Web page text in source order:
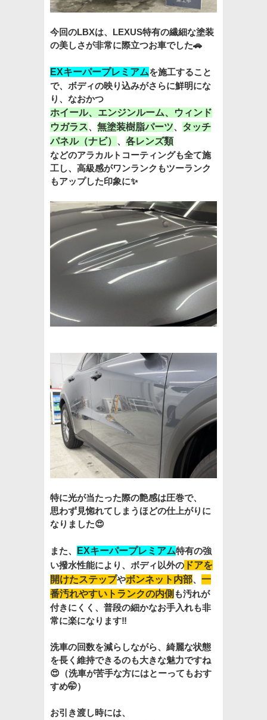
今回のLBXは、LEXUS特有の繊細な塗装
の美しさが非常に際立つお車でした🚗
EXキーパープレミアムを施工すること
で、ボディの映り込みがさらに鮮明にな
り、なおかつ
ホイール、 エンジンルーム、
ウィンド
ウガラス、 無塗装樹脂パーツ、 タッチ
パネル（ナビ） 、 各レンズ類
などのアラカルトコーティングも全て施
工し、高級感がワンランクもツーランク
もアップした印象に✨
特に光が当たった際の艶感は圧巻で、
思わず見惚れてしまうほどの仕上がりに
なりました😍
また、 EXキーパープレミアム特有の強
い撥水性能により、ボディ以外の ドアを
開けたステップやボンネット内部、 一
番汚れやすいトランクの内側 も汚れが
付きにくく、普段の細かなお手入れも非
常に楽になります‼️
洗車の回数を減らしながら、綺麗な状態
を長く維持できるのも大きな魅力ですね
😍（洗車が苦手な方にはとーってもおす
すめ🤭）
お引き渡し時には、